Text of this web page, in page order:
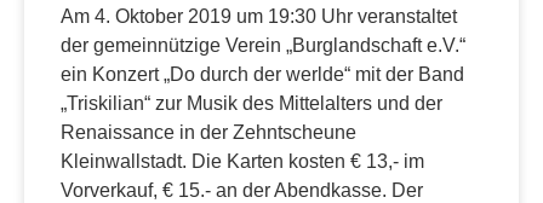
Am 4. Oktober 2019 um 19:30 Uhr veranstaltet
der gemeinnützige Verein „Burglandschaft e.V.“
ein Konzert „Do durch der werlde“ mit der Band
„Triskilian“ zur Musik des Mittelalters und der
Renaissance in der Zehntscheune
Kleinwallstadt. Die Karten kosten € 13,- im
Vorverkauf, € 15.- an der Abendkasse. Der